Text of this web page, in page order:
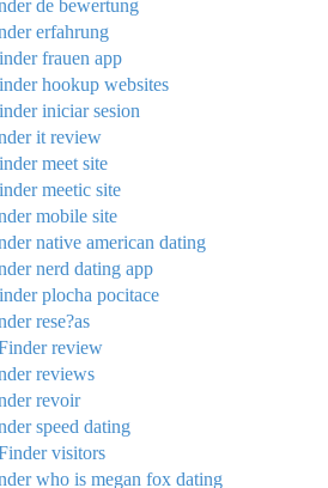
de bewertung
erfahrung
frauen app
hookup websites
iniciar sesion
it review
meet site
meetic site
mobile site
native american dating
nerd dating app
plocha pocitace
rese?as
review
reviews
revoir
speed dating
visitors
who is megan fox dating